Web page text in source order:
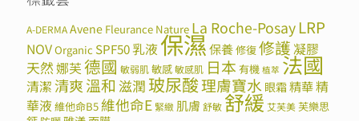
A-DERMAAvene Fleurance Nature La Roche-PosayLRP
NOVOrganic SPF50乳液保濕保養修復修護凝膠
天然娜芙德國 敏弱肌敏感敏感肌 日本 有機 植萃 法國
清潔清爽溫和 滋潤 玻尿酸理膚寶水 眼霜精華精
華液維他命B5 維他命E 緊緻 肌膚 舒敏 舒緩 艾芙美芙樂思